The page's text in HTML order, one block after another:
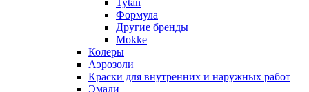
Формула
Другие бренды
Mokke
Колеры
Аэрозоли
Краски для внутренних и наружных работ
Эмали